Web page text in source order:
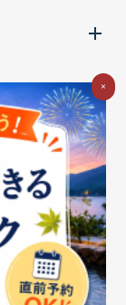
ティの取り組み
Cookieポリシー
本方針
×